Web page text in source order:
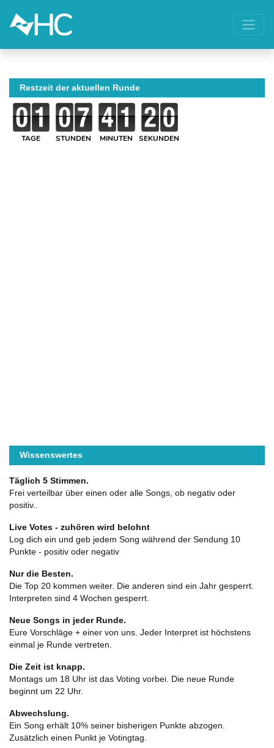
Restzeit der aktuellen Runde
TAGE STUNDEN MINUTEN SEKUNDEN
Wissenswertes
Täglich 5 Stimmen.
Frei verteilbar über einen oder alle Songs, ob negativ oder
positiv..
Live Votes - zuhören wird belohnt
Log dich ein und geb jedem Song während der Sendung 10
Punkte - positiv oder negativ
Nur die Besten.
Die Top 20 kommen weiter. Die anderen sind ein Jahr gesperrt.
Interpreten sind 4 Wochen gesperrt.
Neue Songs in jeder Runde.
Eure Vorschläge + einer von uns. Jeder Interpret ist höchstens
einmal je Runde vertreten.
Die Zeit ist knapp.
Montags um 18 Uhr ist das Voting vorbei. Die neue Runde
beginnt um 22 Uhr.
Abwechslung.
Ein Song erhält 10% seiner bisherigen Punkte abzogen.
Zusätzlich einen Punkt je Votingtag.